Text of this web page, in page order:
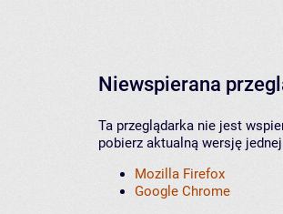
Niewspierana
Ta przeglądarka nie jest
pobierz aktualną wersję
Mozilla Firefox
Google Chrome